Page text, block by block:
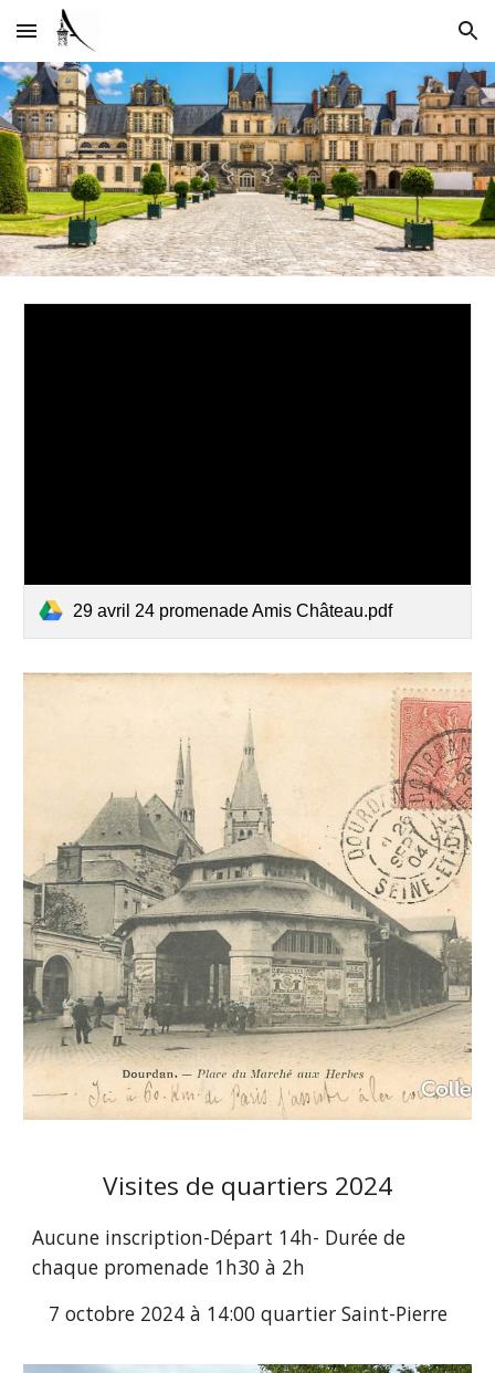
Skip to main content Skip to navigation
29 avril 24 promenade Amis Château.pdf
Visites de quartiers 2024
Aucune inscription-Départ 14h- Durée de
chaque promenade 1h30 à 2h
7 octobre 2024 à 14:00 quartier Saint-Pierre